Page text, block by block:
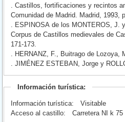
. Castillos, fortificaciones y recintos
Comunidad de Madrid. Madrid, 1993,
. ESPINOSA de los MONTEROS, J.
Corpus de Castillos medievales de
171-173.
. HERNANZ, F., Buitrago de Lozoya,
. JIMÉNEZ ESTEBAN, Jorge y
Información turística:
Información turística:
Visitable
Acceso al castillo:
Carretera NI k 75